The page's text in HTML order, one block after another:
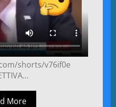
shorts/v76if0e
More